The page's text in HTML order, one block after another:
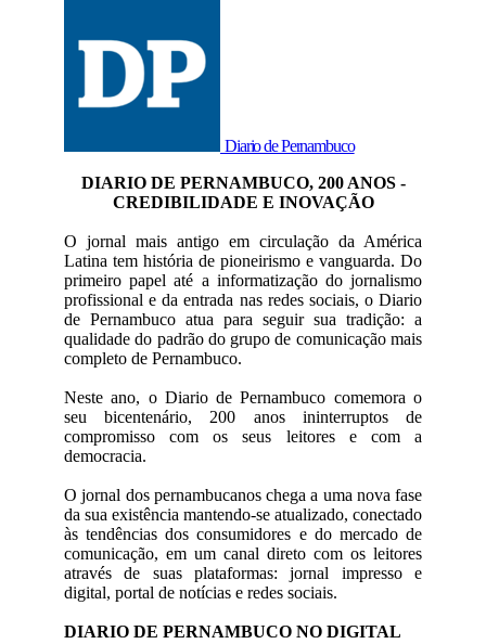
Diario de Pernambuco
DIARIO DE PERNAMBUCO, 200 ANOS -
CREDIBILIDADE E INOVAÇÃO
O jornal mais antigo em circulação da América
Latina tem história de pioneirismo e vanguarda. Do
primeiro papel até a informatização do jornalismo
profissional e da entrada nas redes sociais, o Diario
de Pernambuco atua para seguir sua tradição: a
qualidade do padrão do grupo de comunicação mais
completo de Pernambuco.
Neste ano, o Diario de Pernambuco comemora o
seu bicentenário, 200 anos ininterruptos de
compromisso com os seus leitores e com a
democracia.
O jornal dos pernambucanos chega a uma nova fase
da sua existência mantendo-se atualizado, conectado
às tendências dos consumidores e do mercado de
comunicação, em um canal direto com os leitores
através de suas plataformas: jornal impresso e
digital, portal de notícias e redes sociais.
DIARIO DE PERNAMBUCO NO DIGITAL